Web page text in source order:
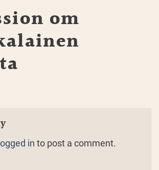
om
logged in to post a comment.